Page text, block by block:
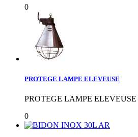
0
PROTEGE LAMPE ELEVEUSE
PROTEGE LAMPE ELEVEUSE
0